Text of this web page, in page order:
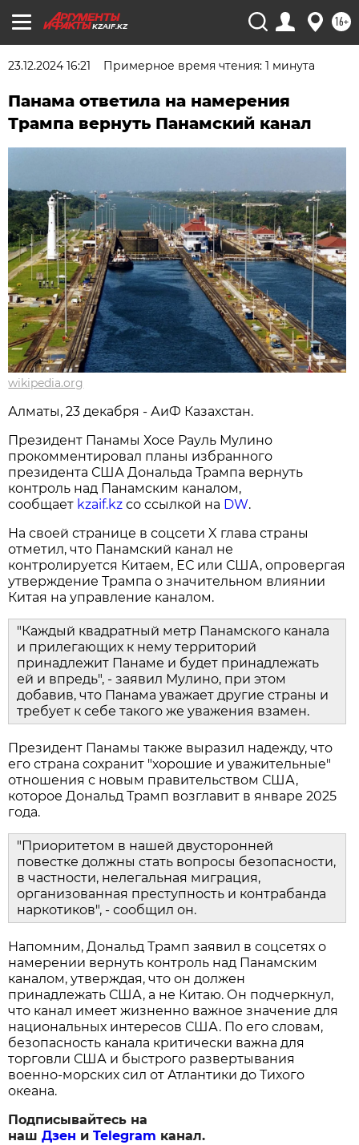
KZAIF.KZ 16+
23.12.2024 16:21 Примерное время чтения: 1 минута
Панама ответила на намерения
Трампа вернуть Панамский канал
wikipedia.org
Алматы, 23 декабря - АиФ Казахстан.
Президент Панамы Хосе Рауль Мулино
прокомментировал планы избранного
президента США Дональда Трампа вернуть
контроль над Панамским каналом,
сообщает kzaif.kz со ссылкой на DW.
На своей странице в соцсети X глава страны
отметил, что Панамский канал не
контролируется Китаем, ЕС или США, опровергая
утверждение Трампа о значительном влиянии
Китая на управление каналом.
"Каждый квадратный метр Панамского канала
и прилегающих к нему территорий
принадлежит Панаме и будет принадлежать
ей и впредь", - заявил Мулино, при этом
добавив, что Панама уважает другие страны и
требует к себе такого же уважения взамен.
Президент Панамы также выразил надежду, что
его страна сохранит "хорошие и уважительные"
отношения с новым правительством США,
которое Дональд Трамп возглавит в январе 2025
года.
"Приоритетом в нашей двусторонней
повестке должны стать вопросы безопасности,
в частности, нелегальная миграция,
организованная преступность и контрабанда
наркотиков", - сообщил он.
Напомним, Дональд Трамп заявил в соцсетях о
намерении вернуть контроль над Панамским
каналом, утверждая, что он должен
принадлежать США, а не Китаю. Он подчеркнул,
что канал имеет жизненно важное значение для
национальных интересов США. По его словам,
безопасность канала критически важна для
торговли США и быстрого развертывания
военно-морских сил от Атлантики до Тихого
океана.
Подписывайтесь на
нашДзен иTelegram канал.